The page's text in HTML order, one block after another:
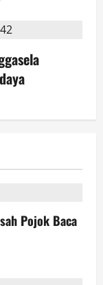
Pojok Baca